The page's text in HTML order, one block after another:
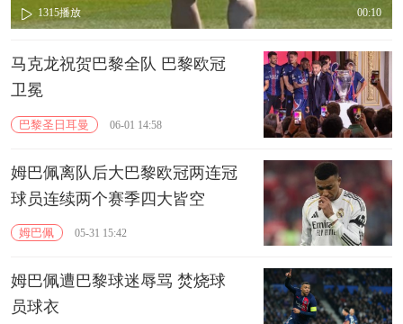
1315播放 00:10
马克龙祝贺巴黎全队 巴黎欧冠
卫冕
巴黎圣日耳曼 06-01 14:58
姆巴佩离队后大巴黎欧冠两连冠
球员连续两个赛季四大皆空
姆巴佩 05-31 15:42
姆巴佩遭巴黎球迷辱骂 焚烧球
员球衣